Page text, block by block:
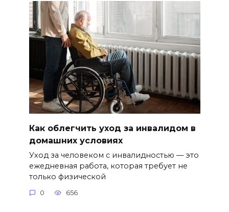
Как облегчить уход за инвалидом в
домашних условиях
Уход за человеком с инвалидностью — это
ежедневная работа, которая требует не
только физической
0 656